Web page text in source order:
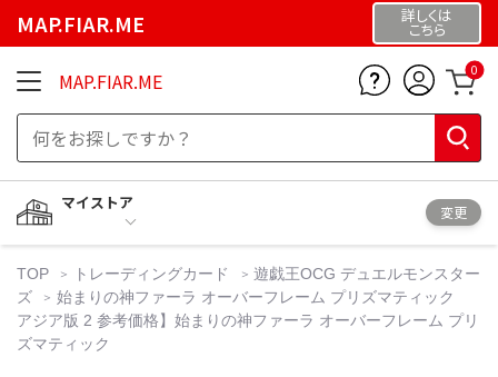
MAP.FIAR.ME 詳しくは
こちら
MAP.FIAR.ME 0
マイストア
変更
TOP トレーディングカード
遊戯王OCG デュエルモンスター
ズ
始まりの神ファーラ オーバーフレーム プリズマティック
アジア版 2 参考価格】始まりの神ファーラ オーバーフレーム プリ
ズマティック